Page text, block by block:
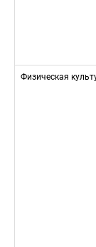
Физическая